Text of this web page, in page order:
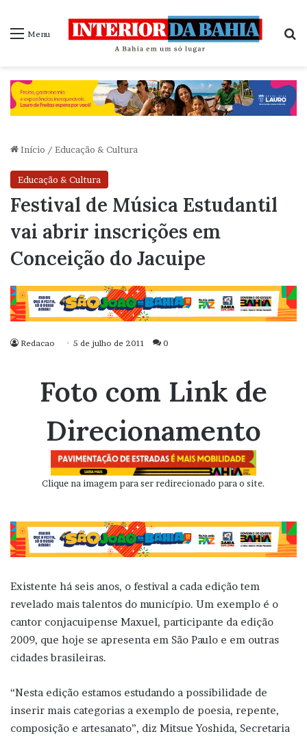
Menu
Início / Educação & Cultura
Educação & Cultura
Festival de Música Estudantil
vai abrir inscrições em
Conceição do Jacuipe
Redacao 5 de julho de 2011 0
Foto com Link de
Direcionamento
Clique na imagem para ser redirecionado para o site.
Existente há seis anos, o festival a cada edição tem
revelado mais talentos do município. Um exemplo é o
cantor conjacuipense Maxuel, participante da edição
2009, que hoje se apresenta em São Paulo e em outras
cidades brasileiras.
“Nesta edição estamos estudando a possibilidade de
inserir mais categorias a exemplo de poesia, repente,
composição e artesanato”, diz Mitsue Yoshida, Secretaria